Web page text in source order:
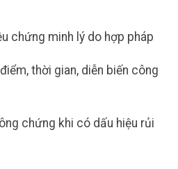
chứng minh lý do hợp pháp
thời gian, diễn biến công
chứng khi có dấu hiệu rủi